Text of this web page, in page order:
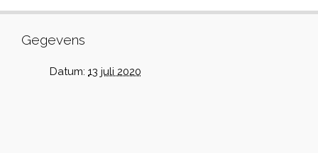
Gegevens
Datum: 13 juli 2020